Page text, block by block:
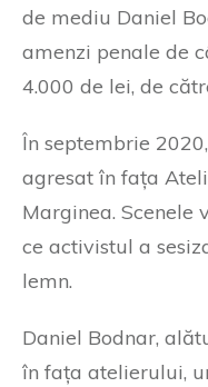
de mediu Daniel
amenzi penale de
4.000 de lei, de
În septembrie
agresat în fața
Marginea. Scenele
ce activistul a
lemn.
Daniel Bodnar,
în fața atelierului,